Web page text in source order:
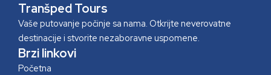
Tranšped Tours
Vaše putovanje počinje sa nama. Otkrijte neverovatne
destinacije i stvorite nezaboravne uspomene.
Brzi linkovi
Početna